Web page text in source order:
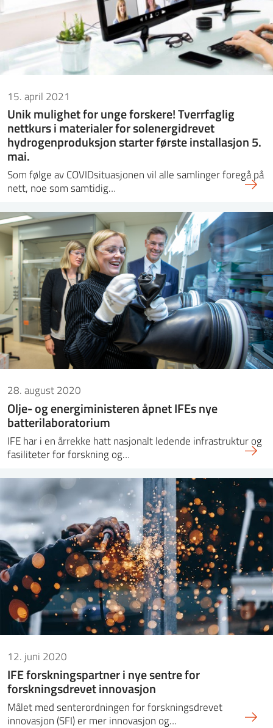
15. april 2021
Unik mulighet for unge forskere! Tverrfaglig
nettkurs i materialer for solenergidrevet
hydrogenproduksjon starter første installasjon 5.
mai.
Som følge av COVIDsituasjonen vil alle samlinger foregå på
nett, noe som samtidig…
28. august 2020
Olje- og energiministeren åpnet IFEs nye
batterilaboratorium
IFE har i en årrekke hatt nasjonalt ledende infrastruktur og
fasiliteter for forskning og…
12. juni 2020
IFE forskningspartner i nye sentre for
forskningsdrevet innovasjon
Målet med senterordningen for forskningsdrevet
innovasjon (SFI) er mer innovasjon og…